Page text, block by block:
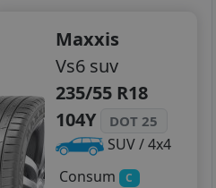
Maxxis
Vs6 suv
235/55 R18
104Y
DOT 25
SUV / 4x4
Consum
C